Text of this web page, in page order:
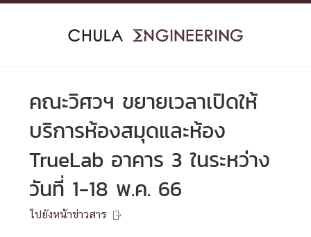
Skip
คณะวิศวฯ ขยายเวลาเปิดให้
บริการห้องสมุดและห้อง
TrueLab อาคาร 3 ในระหว่าง
วันที่ 1-18 พ.ค. 66
ไปยังหน้าข่าวสาร 